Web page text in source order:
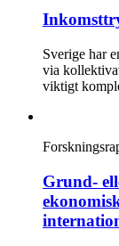
Sverige har
via
viktigt
Grund-